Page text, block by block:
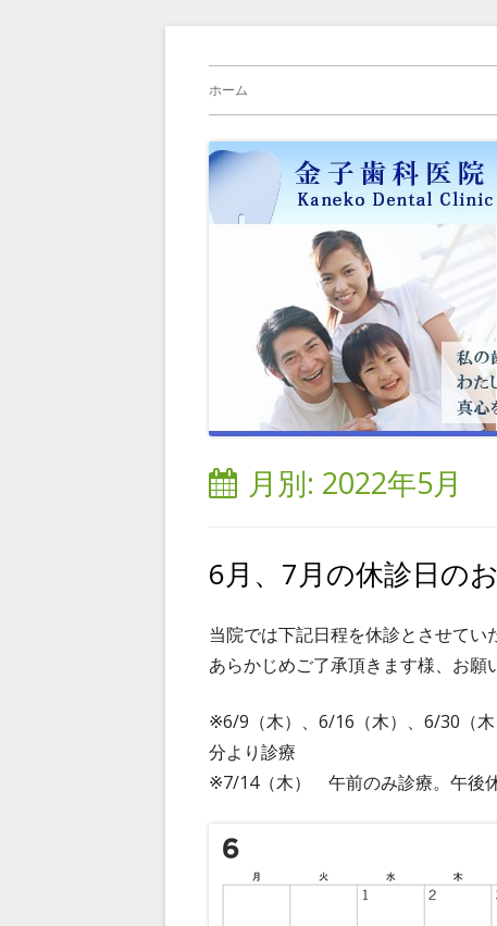
金子歯科医院の院長
メ
イ
ン
メ
ホーム
月別: 2022年5月
6月、7月の休診日の
当院では下記日程を休診とさせてい
あらかじめご了承頂きます様、お願
※6/9（木）、6/16（木）、6/30（
分より診療
※7/14（木） 午前のみ診療。午後